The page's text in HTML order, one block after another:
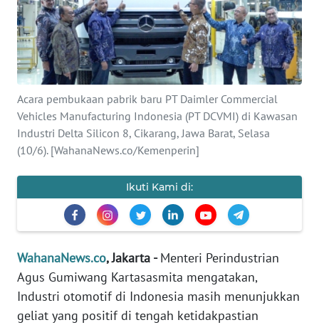
Acara pembukaan pabrik baru PT Daimler Commercial
Vehicles Manufacturing Indonesia (PT DCVMI) di Kawasan
Industri Delta Silicon 8, Cikarang, Jawa Barat, Selasa
(10/6). [WahanaNews.co/Kemenperin]
Ikuti Kami di:
WahanaNews.co, Jakarta -Menteri Perindustrian
Agus Gumiwang Kartasasmita mengatakan,
Industri otomotif di Indonesia masih menunjukkan
geliat yang positif di tengah ketidakpastian
INTERNASIONAL
SERBA-SERBI
PENDIDIKAN
OLAHRAGA
EDITORIAL
Informasi
INDEKS
BERITA